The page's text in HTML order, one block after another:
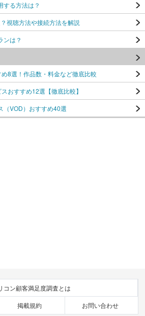
する方法は？
視聴方法や接続方法を解説
ンは？
8選！作品数・料金など徹底比較
おすすめ12選【徹底比較】
（VOD）おすすめ40選
コン顧客満足度調査とは
掲載規約 お問い合わせ